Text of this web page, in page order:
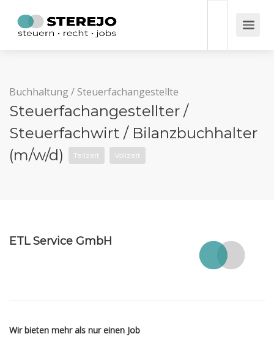
Buchhaltung / Steuerfachangestellte
Steuerfachangestellter /
Steuerfachwirt / Bilanzbuchhalter
(m/w/d)
Teilzeit Vollzeit
ETL Service GmbH
Wir bieten mehr als nur einen Job